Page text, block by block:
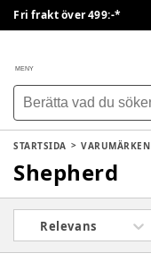
Fri frakt över 499:-*
MENY
STARTSIDA VARUMÄRKEN
Shepherd
Relevans